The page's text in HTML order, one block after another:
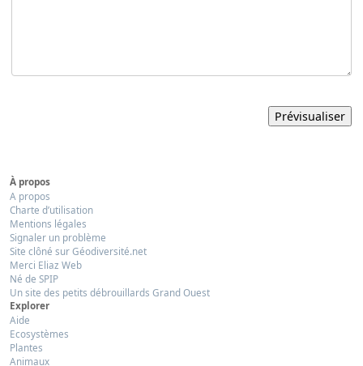
À propos
A propos
Charte d’utilisation
Mentions légales
Signaler un problème
Site clôné sur Géodiversité.net
Merci Eliaz Web
Né de SPIP
Un site des petits débrouillards Grand Ouest
Explorer
Aide
Ecosystèmes
Plantes
Animaux